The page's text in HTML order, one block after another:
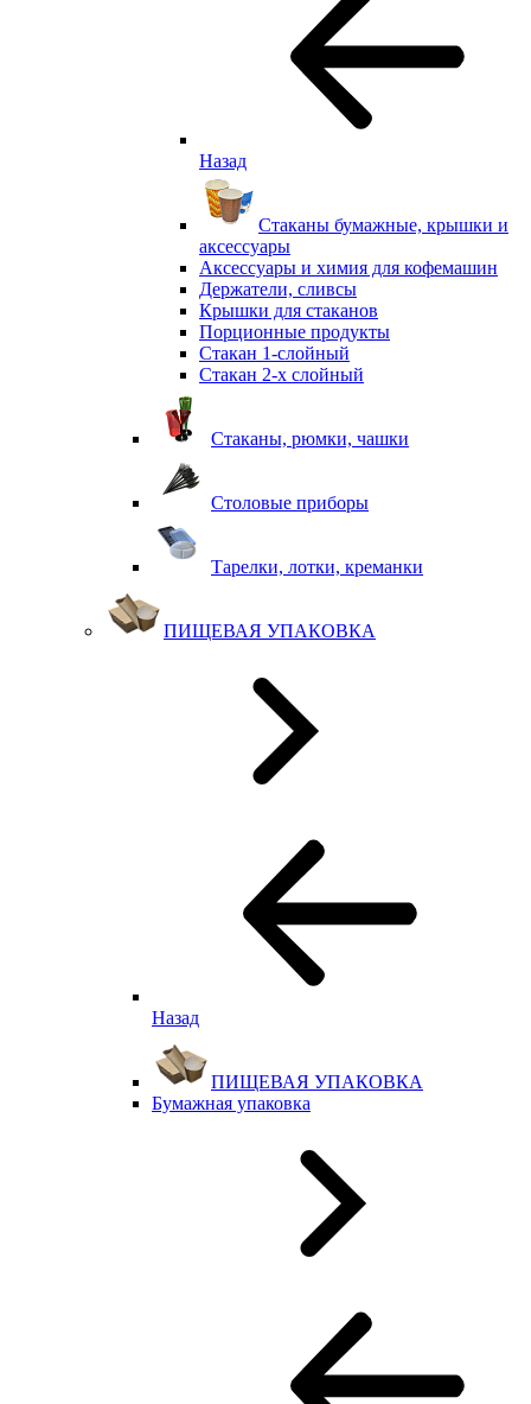
Назад
Стаканы бумажные, крышки и
аксессуары
Аксессуары и химия для кофемашин
Держатели, сливсы
Крышки для стаканов
Порционные продукты
Стакан 1-слойный
Стакан 2-х слойный
Стаканы, рюмки, чашки
Столовые приборы
Тарелки, лотки, креманки
ПИЩЕВАЯ УПАКОВКА
Назад
ПИЩЕВАЯ УПАКОВКА
Бумажная упаковка